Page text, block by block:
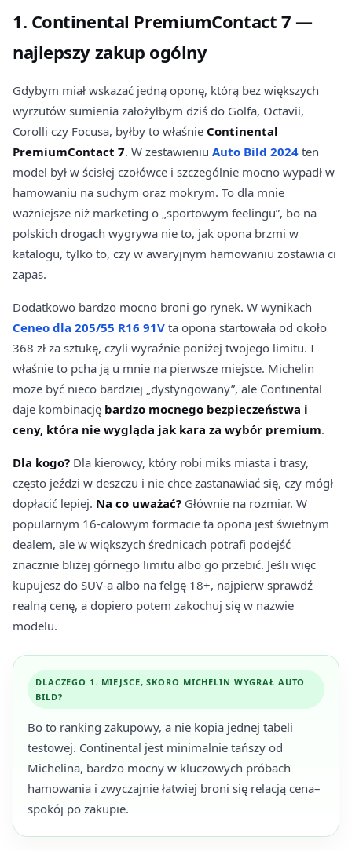
1. Continental PremiumContact 7 —
najlepszy zakup ogólny
Gdybym miał wskazać jedną oponę, którą bez większych
wyrzutów sumienia założyłbym dziś do Golfa, Octavii,
Corolli czy Focusa, byłby to właśnie Continental
PremiumContact 7. W zestawieniu Auto Bild 2024 ten
model był w ścisłej czołówce i szczególnie mocno wypadł w
hamowaniu na suchym oraz mokrym. To dla mnie
ważniejsze niż marketing o „sportowym feelingu”, bo na
polskich drogach wygrywa nie to, jak opona brzmi w
katalogu, tylko to, czy w awaryjnym hamowaniu zostawia ci
zapas.
Dodatkowo bardzo mocno broni go rynek. W wynikach
Ceneo dla 205/55 R16 91V ta opona startowała od około
368 zł za sztukę, czyli wyraźnie poniżej twojego limitu. I
właśnie to pcha ją u mnie na pierwsze miejsce. Michelin
może być nieco bardziej „dystyngowany”, ale Continental
daje kombinację bardzo mocnego bezpieczeństwa i
ceny, która nie wygląda jak kara za wybór premium.
Dla kogo? Dla kierowcy, który robi miks miasta i trasy,
często jeździ w deszczu i nie chce zastanawiać się, czy mógł
dopłacić lepiej. Na co uważać? Głównie na rozmiar. W
popularnym 16-calowym formacie ta opona jest świetnym
dealem, ale w większych średnicach potrafi podejść
znacznie bliżej górnego limitu albo go przebić. Jeśli więc
kupujesz do SUV-a albo na felgę 18+, najpierw sprawdź
realną cenę, a dopiero potem zakochuj się w nazwie
modelu.
DLACZEGO 1. MIEJSCE, SKORO MICHELIN WYGRAŁ AUTO
BILD?
Bo to ranking zakupowy, a nie kopia jednej tabeli
testowej. Continental jest minimalnie tańszy od
Michelina, bardzo mocny w kluczowych próbach
hamowania i zwyczajnie łatwiej broni się relacją cena–
spokój po zakupie.